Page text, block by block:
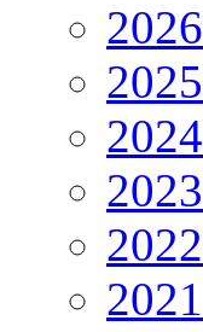
2026
2025
2024
2023
2022
2021